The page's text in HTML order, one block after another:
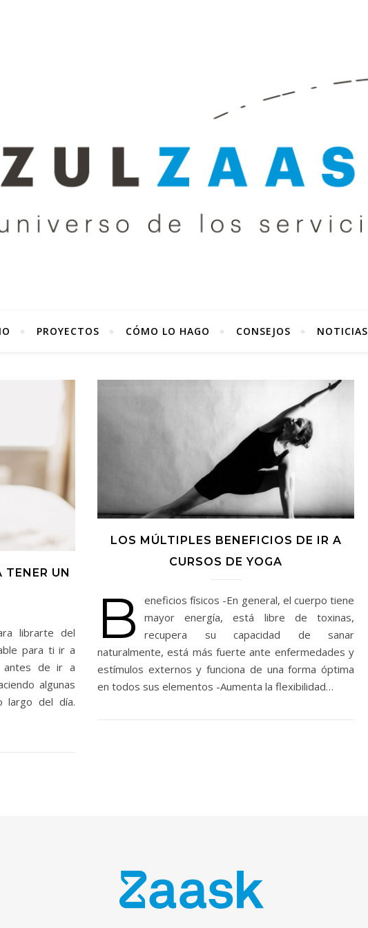
PROYECTOS CÓMO LO HAGO CONSEJOS NOTICIAS
TENER UN
librarte del
para ti ir a
antes de ir a
algunas
largo del día.
LOS MÚLTIPLES BENEFICIOS DE IR A
CURSOS DE YOGA
B
eneficios físicos -En general, el cuerpo tiene
mayor energía, está libre de toxinas,
recupera su capacidad de sanar
naturalmente, está más fuerte ante enfermedades y
estímulos externos y funciona de una forma óptima
en todos sus elementos -Aumenta la flexibilidad…